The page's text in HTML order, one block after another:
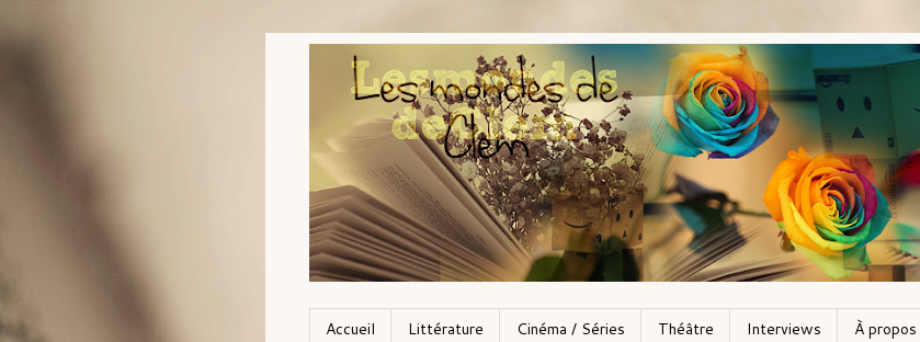
Accueil Littérature Cinéma / Séries Théâtre Interviews À propos